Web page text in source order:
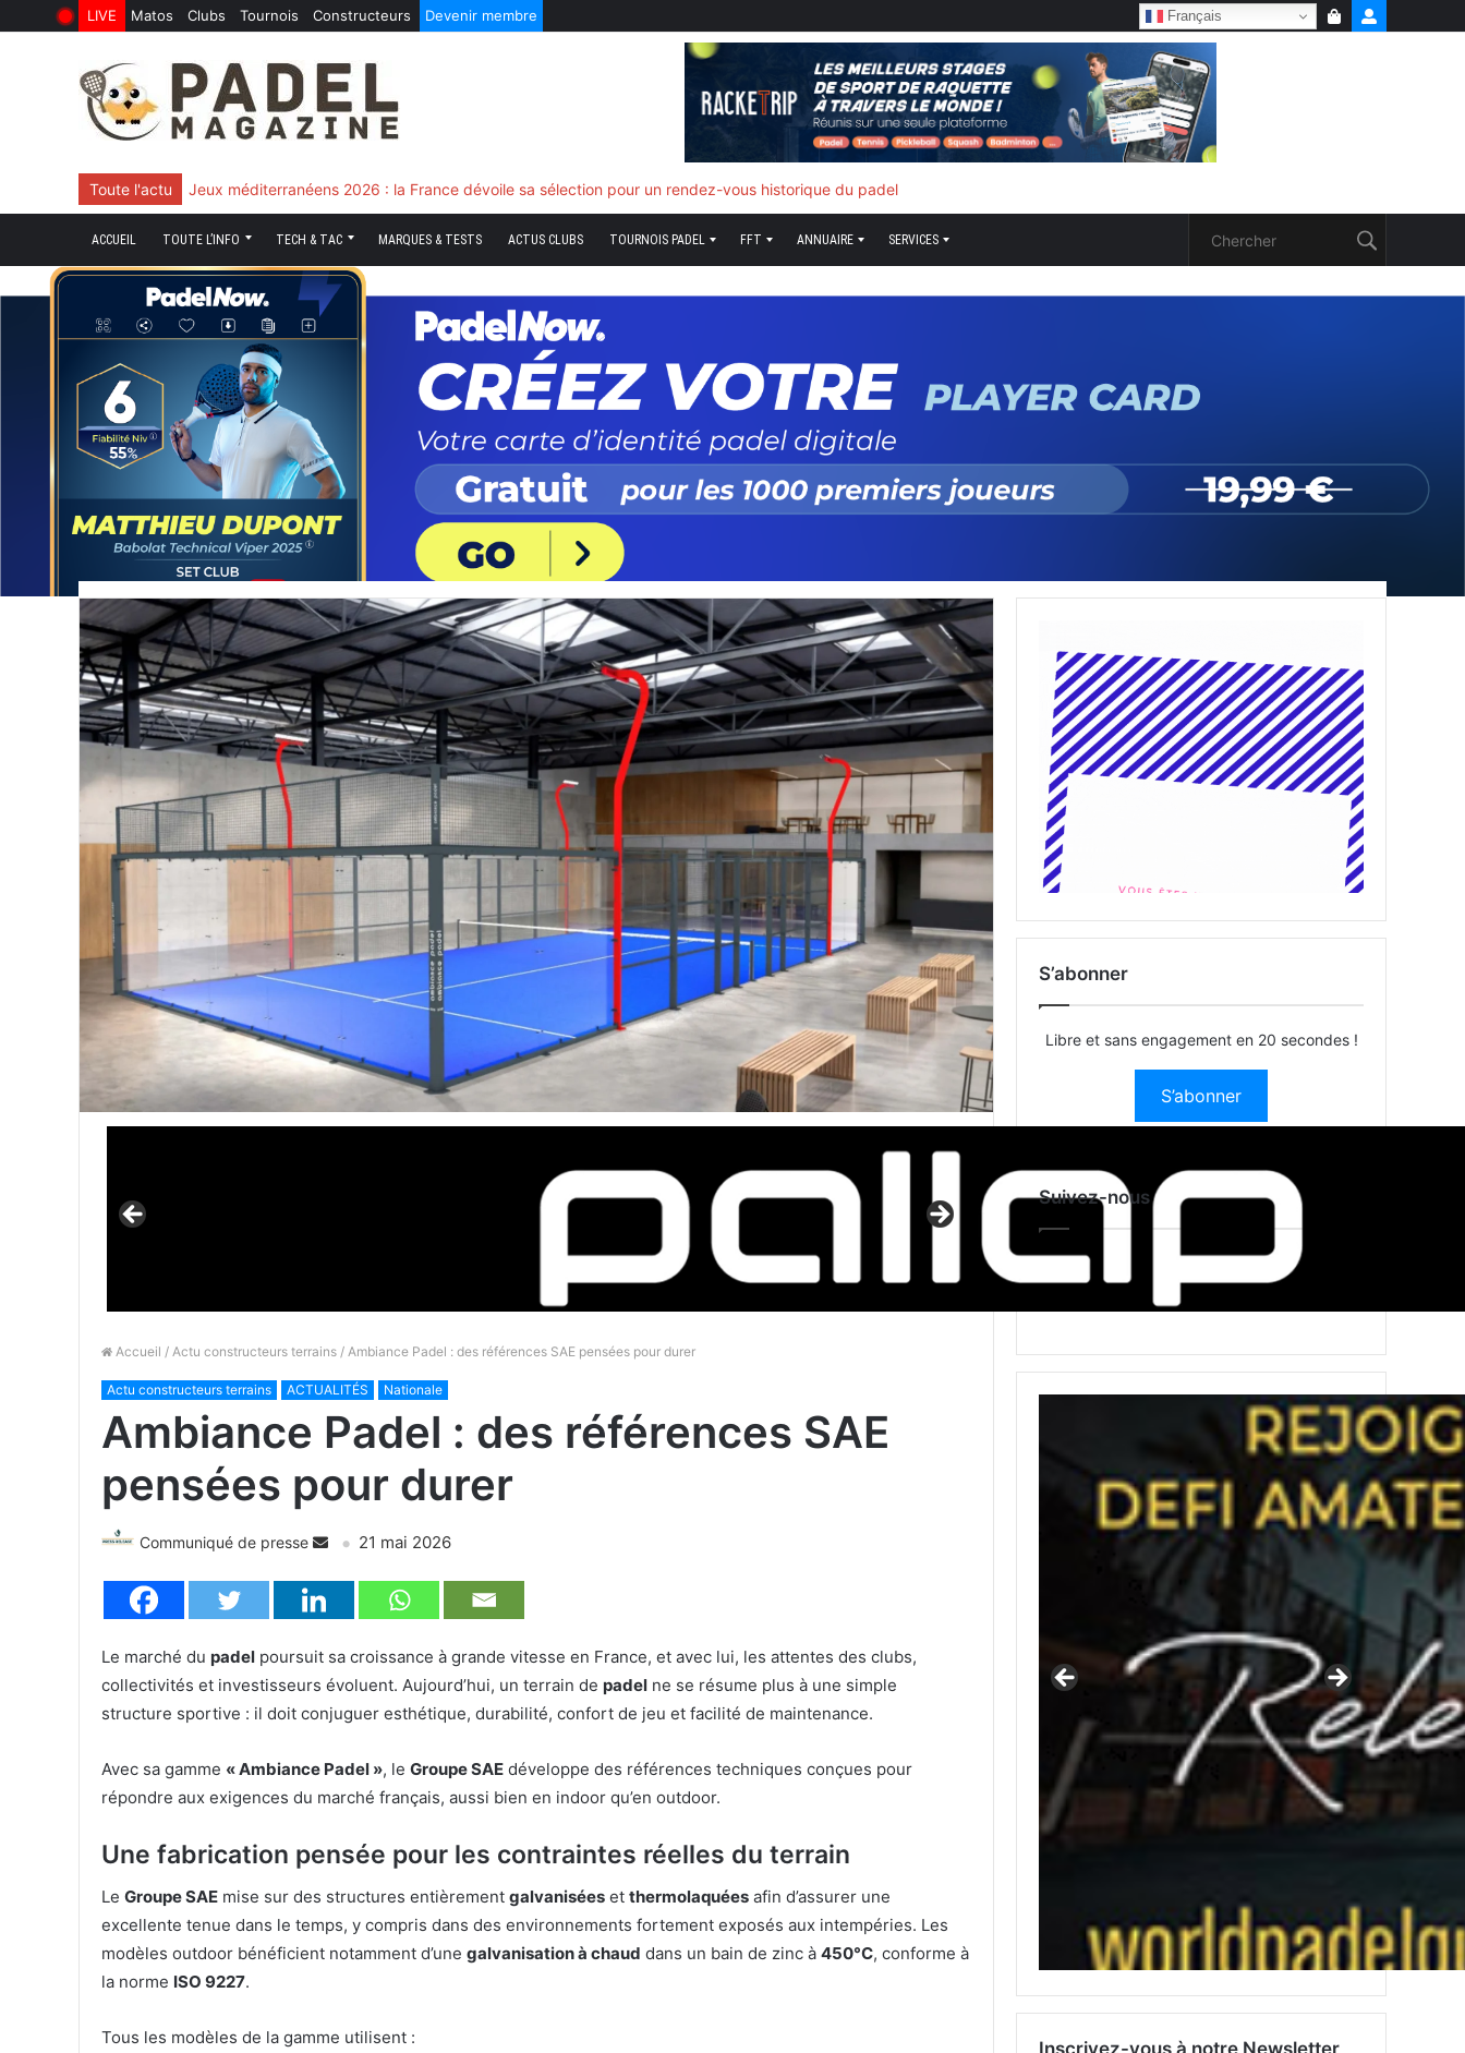
LIVE Matos Clubs Tournois Constructeurs Devenir membre Français
Toute l'actu Chingotto, ciblé tout le match mais décisif quand tout bascule
ACCUEIL TOUTE L’INFO
6 Août 2026
TECH & TAC
10 Juin 2026
MARQUES & TESTS ACTUS CLUBS TOURNOIS PADEL FFT ANNUAIRE SERVICES
Accueil / Actu constructeurs terrains / Ambiance Padel : des références SAE pensées pour durer
Actu constructeurs terrains ACTUALITÉS Nationale
Ambiance Padel : des références SAE
pensées pour durer
Communiqué de presse 21 mai 2026
Le marché du padel poursuit sa croissance à grande vitesse en France, et avec lui, les attentes des clubs,
collectivités et investisseurs évoluent. Aujourd’hui, un terrain de padel ne se résume plus à une simple
structure sportive : il doit conjuguer esthétique, durabilité, confort de jeu et facilité de maintenance.
Avec sa gamme « Ambiance Padel », le Groupe SAE développe des références techniques conçues pour
répondre aux exigences du marché français, aussi bien en indoor qu’en outdoor.
Une fabrication pensée pour les contraintes réelles du terrain
Le Groupe SAE mise sur des structures entièrement galvanisées et thermolaquées afin d’assurer une
excellente tenue dans le temps, y compris dans des environnements fortement exposés aux intempéries. Les
modèles outdoor bénéficient notamment d’une galvanisation à chaud dans un bain de zinc à 450°C, conforme à
la norme ISO 9227.
Tous les modèles de la gamme utilisent :
S’abonner
Libre et sans engagement en 20 secondes !
S’abonner
Suivez-nous